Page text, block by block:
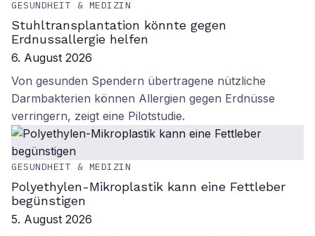
GESUNDHEIT & MEDIZIN
Stuhltransplantation könnte gegen
Erdnussallergie helfen
6. August 2026
Von gesunden Spendern übertragene nützliche
Darmbakterien können Allergien gegen Erdnüsse
verringern, zeigt eine Pilotstudie.
GESUNDHEIT & MEDIZIN
Polyethylen-Mikroplastik kann eine Fettleber
begünstigen
5. August 2026